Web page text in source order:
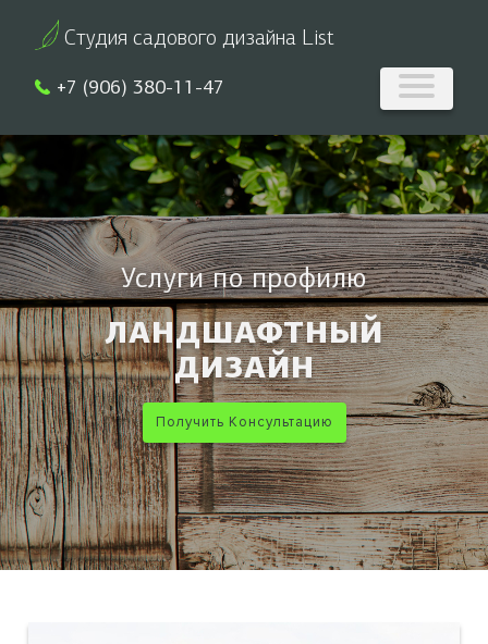
Студия садового дизайна List
+7 (906) 380-11-47
Услуги по профилю
ЛАНДШАФТНЫЙ
ДИЗАЙН
Получить Консультацию